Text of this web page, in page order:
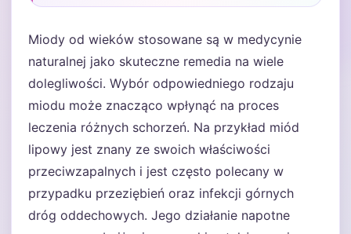
Miody od wieków stosowane są w medycynie
naturalnej jako skuteczne remedia na wiele
dolegliwości. Wybór odpowiedniego rodzaju
miodu może znacząco wpłynąć na proces
leczenia różnych schorzeń. Na przykład miód
lipowy jest znany ze swoich właściwości
przeciwzapalnych i jest często polecany w
przypadku przeziębień oraz infekcji górnych
dróg oddechowych. Jego działanie napotne